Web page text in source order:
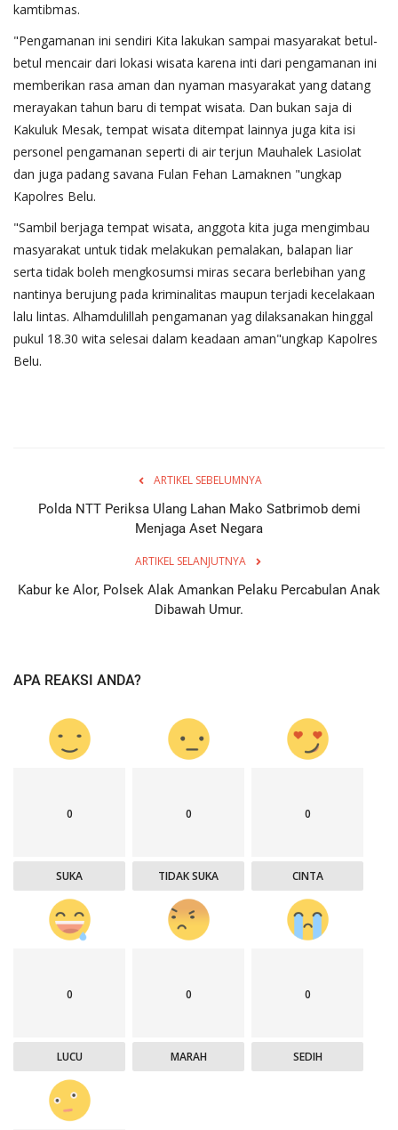
kamtibmas.
"Pengamanan ini sendiri Kita lakukan sampai masyarakat betul-
betul mencair dari lokasi wisata karena inti dari pengamanan ini
memberikan rasa aman dan nyaman masyarakat yang datang
merayakan tahun baru di tempat wisata. Dan bukan saja di
Kakuluk Mesak, tempat wisata ditempat lainnya juga kita isi
personel pengamanan seperti di air terjun Mauhalek Lasiolat
dan juga padang savana Fulan Fehan Lamaknen "ungkap
Kapolres Belu.
"Sambil berjaga tempat wisata, anggota kita juga mengimbau
masyarakat untuk tidak melakukan pemalakan, balapan liar
serta tidak boleh mengkosumsi miras secara berlebihan yang
nantinya berujung pada kriminalitas maupun terjadi kecelakaan
lalu lintas. Alhamdulillah pengamanan yag dilaksanakan hinggal
pukul 18.30 wita selesai dalam keadaan aman"ungkap Kapolres
Belu.
ARTIKEL SEBELUMNYA
Polda NTT Periksa Ulang Lahan Mako Satbrimob demi
Menjaga Aset Negara
ARTIKEL SELANJUTNYA
Kabur ke Alor, Polsek Alak Amankan Pelaku Percabulan Anak
Dibawah Umur.
APA REAKSI ANDA?
0
SUKA
0
TIDAK SUKA
0
CINTA
0
LUCU
0
MARAH
0
SEDIH